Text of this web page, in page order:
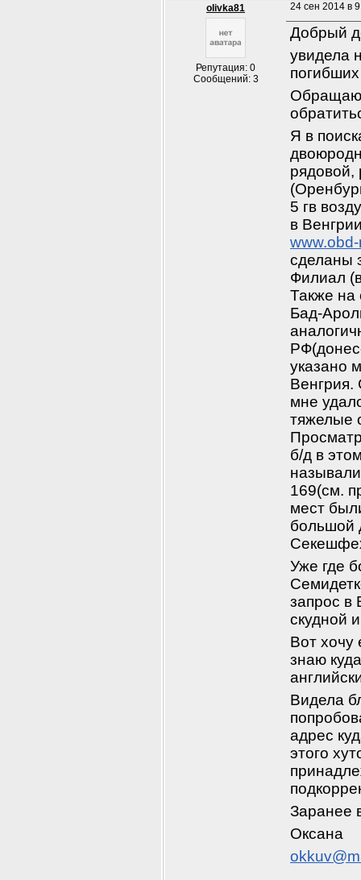
olivka81
Репутация: 0
Сообщений: 3
24 сен 2014 в
Добрый
увидела
Я в
рядовой,
5 гв
сделаны
Филиал
Также на
Бад-
указано
мне
тяжелые
б/д в
169(см.
мест
большой
Уже где
запрос в
скудной
Вот хочу
знаю
Видела
адрес
этого
Заранее
Оксана